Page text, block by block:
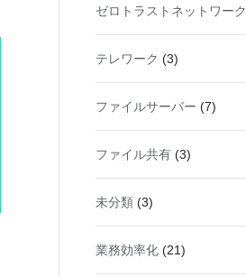
ゼロトラストネットワーク
テレワーク (3)
ファイルサーバー (7)
ファイル共有 (3)
未分類 (3)
業務効率化 (21)